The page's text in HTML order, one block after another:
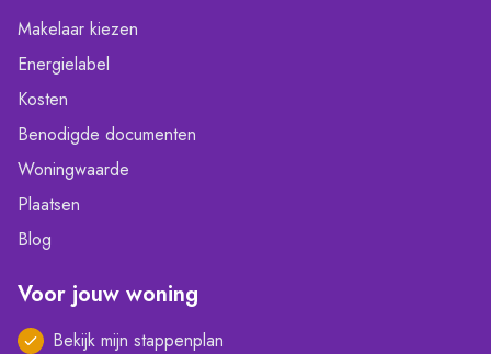
Makelaar kiezen
Energielabel
Kosten
Benodigde documenten
Woningwaarde
Plaatsen
Blog
Voor jouw woning
Bekijk mijn stappenplan